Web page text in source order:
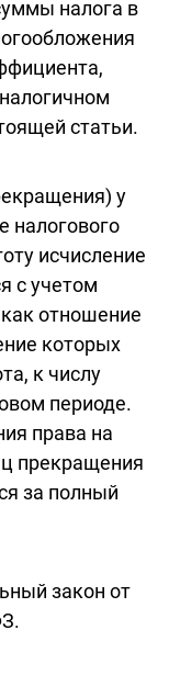
налога в
статьи.
у
налогового
исчисление
с учетом
отношение
которых
к числу
периоде.
права на
прекращения
за полный
закон от